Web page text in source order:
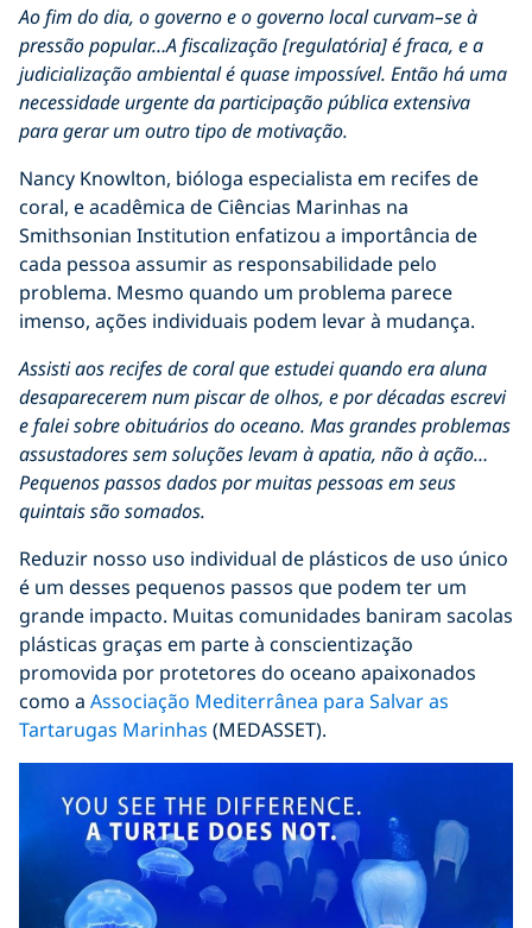
Ao fim do dia, o governo e o governo local curvam–se à
pressão popular…A fiscalização [regulatória] é fraca, e a
judicialização ambiental é quase impossível. Então há uma
necessidade urgente da participação pública extensiva
para gerar um outro tipo de motivação.
Nancy Knowlton, bióloga especialista em recifes de
coral, e acadêmica de Ciências Marinhas na
Smithsonian Institution enfatizou a importância de
cada pessoa assumir as responsabilidade pelo
problema. Mesmo quando um problema parece
imenso, ações individuais podem levar à mudança.
Assisti aos recifes de coral que estudei quando era aluna
desaparecerem num piscar de olhos, e por décadas escrevi
e falei sobre obituários do oceano. Mas grandes problemas
assustadores sem soluções levam à apatia, não à ação…
Pequenos passos dados por muitas pessoas em seus
quintais são somados.
Reduzir nosso uso individual de plásticos de uso único
é um desses pequenos passos que podem ter um
grande impacto. Muitas comunidades baniram sacolas
plásticas graças em parte à conscientização
promovida por protetores do oceano apaixonados
como a Associação Mediterrânea para Salvar as
Tartarugas Marinhas (MEDASSET).